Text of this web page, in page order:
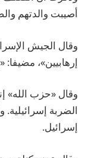
أصيبت والدتهم
وقال الجيش
إرهابيين»،
وقال «حزب الله»
الضربة
إسرائيل.